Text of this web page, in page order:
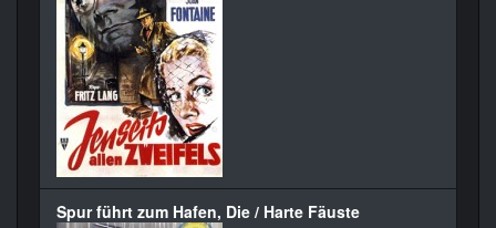
Spur führt zum Hafen, Die / Harte Fäuste